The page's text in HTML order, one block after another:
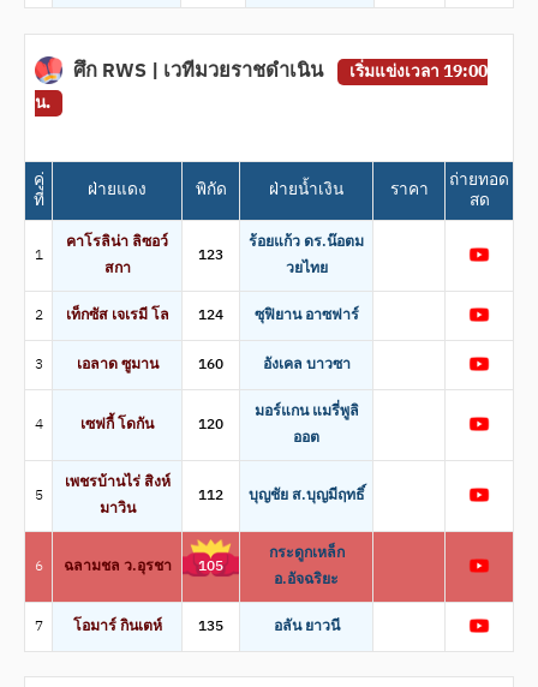
ศึก RWS | เวทีมวยราชดำเนิน
เริ่มแข่งเวลา 19:00
น.
คู่
ที่ ฝ่ายแดง พิกัด ฝ่ายน้ำเงิน ราคา ถ่ายทอด
สด
1
คาโรลิน่า ลิซอว์
สกา
123
ร้อยแก้ว ดร.น๊อตม
วยไทย
2
เท็กซัส เจเรมี โล 124
ซุฟิยาน อาซฟาร์
3
เอลาด ซูมาน 160 อังเคล บาวซา
4 เซฟกี้ โดกัน 120
มอร์แกน แมรี่พูลิ
ออต
5
เพชรบ้านไร่ สิงห์
มาวิน
112 บุญชัย ส.บุญมีฤทธิ์
6 ฉลามชล ว.อุรชา 105
กระดูกเหล็ก
อ.อัจฉริยะ
7
โอมาร์ กินเตห์ 135 อลัน ยาวนี